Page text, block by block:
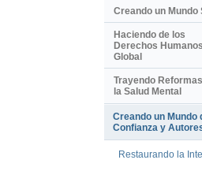
Creando un Mundo
Haciendo de los
Derechos
Global
Trayendo
la Salud Mental
Creando un Mundo
Confianza y
Restaurando la